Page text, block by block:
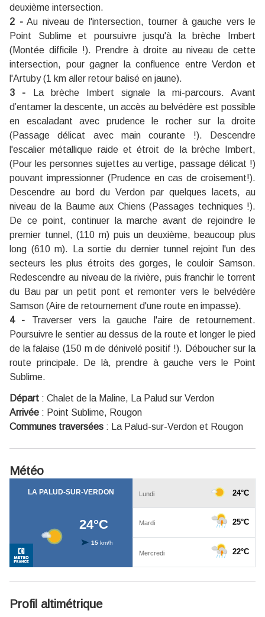
deuxième intersection.
2 -Au niveau de l'intersection, tourner à gauche vers le
Point Sublime et poursuivre jusqu'à la brèche Imbert
(Montée difficile !). Prendre à droite au niveau de cette
intersection, pour gagner la confluence entre Verdon et
l'Artuby (1 km aller retour balisé en jaune).
3 - La brèche Imbert signale la mi-parcours. Avant
d’entamer la descente, un accès au belvédère est possible
en escaladant avec prudence le rocher sur la droite
(Passage délicat avec main courante !). Descendre
l'escalier métallique raide et étroit de la brèche Imbert,
(Pour les personnes sujettes au vertige, passage délicat !)
pouvant impressionner (Prudence en cas de croisement!).
Descendre au bord du Verdon par quelques lacets, au
niveau de la Baume aux Chiens (Passages techniques !).
De ce point, continuer la marche avant de rejoindre le
premier tunnel, (110 m) puis un deuxième, beaucoup plus
long (610 m). La sortie du dernier tunnel rejoint l'un des
secteurs les plus étroits des gorges, le couloir Samson.
Redescendre au niveau de la rivière, puis franchir le torrent
du Bau par un petit pont et remonter vers le belvédère
Samson (Aire de retournement d'une route en impasse).
4 - Traverser vers la gauche l'aire de retournement.
Poursuivre le sentier au dessus de la route et longer le pied
de la falaise (150 m de dénivelé positif !). Déboucher sur la
route principale. De là, prendre à gauche vers le Point
Sublime.
Départ : Chalet de la Maline, La Palud sur Verdon
Arrivée : Point Sublime, Rougon
Communes traversées : La Palud-sur-Verdon et Rougon
Météo
Profil altimétrique